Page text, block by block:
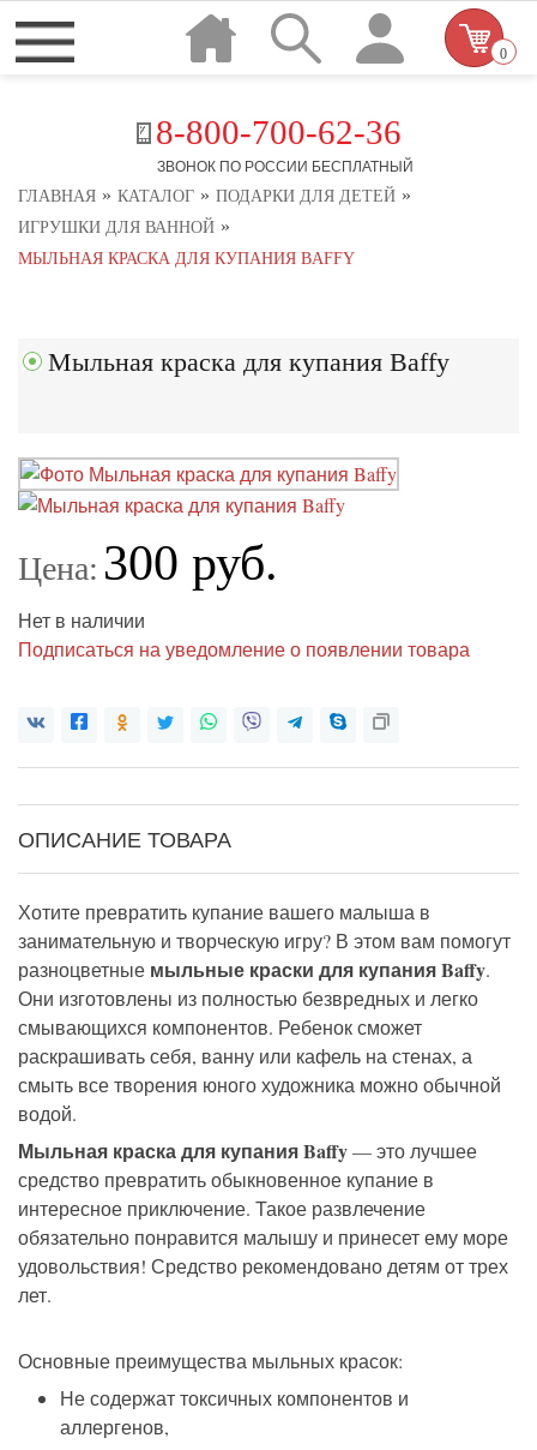
8-800-700-62-36
ЗВОНОК ПО РОССИИ БЕСПЛАТНЫЙ
0
ГЛАВНАЯ » КАТАЛОГ » ПОДАРКИ ДЛЯ ДЕТЕЙ »
ИГРУШКИ ДЛЯ ВАННОЙ »
МЫЛЬНАЯ КРАСКА ДЛЯ КУПАНИЯ BAFFY
Мыльная краска для купания Baffy
Цена: 300 руб.
Нет в наличии
Подписаться на уведомление о появлении товара
ОПИСАНИЕ ТОВАРА
Хотите превратить купание вашего малыша в
занимательную и творческую игру? В этом вам помогут
разноцветные мыльные краски для купания Baffy.
Они изготовлены из полностью безвредных и легко
смывающихся компонентов. Ребенок сможет
раскрашивать себя, ванну или кафель на стенах, а
смыть все творения юного художника можно обычной
водой.
Мыльная краска для купания Baffy—это лучшее
средство превратитьобыкновенное купание в
интересное приключение. Такое развлечение
обязательно понравится малышу и принесет ему море
удовольствия! Средство рекомендовано детям оттрех
лет.
Основные преимущества мыльных красок:
Не содержат токсичных компонентов и
аллергенов,